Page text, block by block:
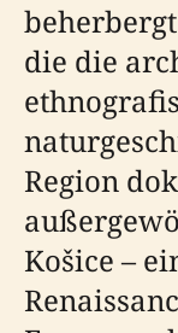
die die
Region
Košice –